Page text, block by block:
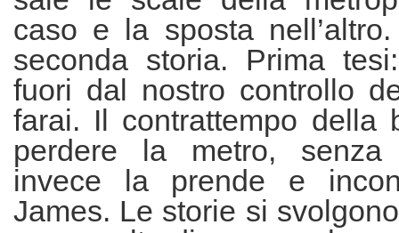
caso e la sposta
seconda storia. Prima
fuori dal nostro controllo
farai. Il contrattempo della
perdere la metro, senza
invece la prende e
James. Le storie si